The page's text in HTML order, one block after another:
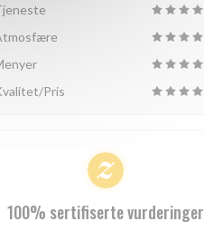
Pris
100% sertifiserte vurderinger